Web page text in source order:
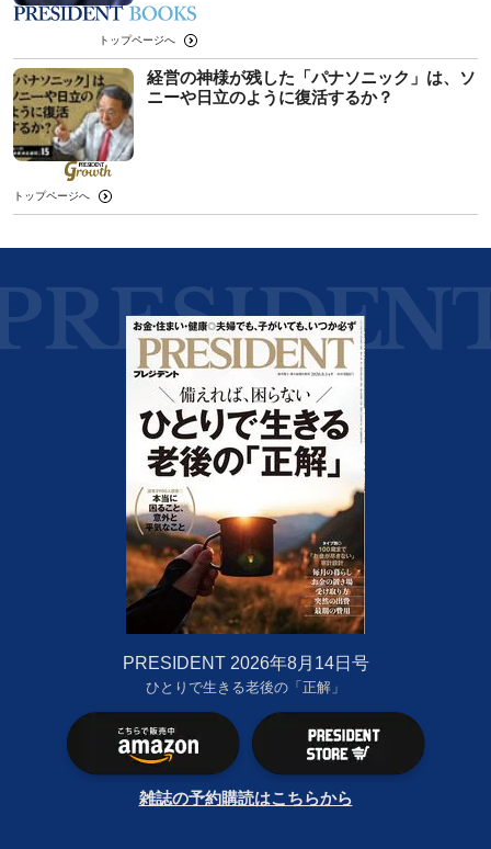
トップページへ
経営の神様が残した「パナソニック」は、ソ
ニーや日立のように復活するか？
トップページへ
PRESIDENT 2026年8月14日号
ひとりで生きる老後の「正解」
雑誌の予約購読はこちらから